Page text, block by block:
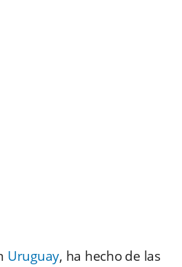
new window
Uruguay, ha hecho de las